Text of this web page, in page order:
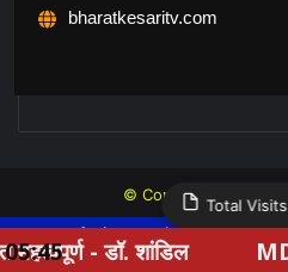
bharatkesaritv.com
© Copyright 2026, All
Total
Website Design By
MDM वर्करों की
05:45